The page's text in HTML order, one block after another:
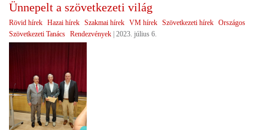
Ünnepelt a szövetkezeti világ
Rövid hírek Hazai hírek Szakmai hírek VM hírek Szövetkezeti hírek Országos
Szövetkezeti Tanács Rendezvények 2023. július 6.